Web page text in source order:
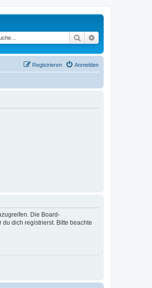
Suche
Anmelden
Registrieren
Die Board-
dich registrierst. Bitte beachte